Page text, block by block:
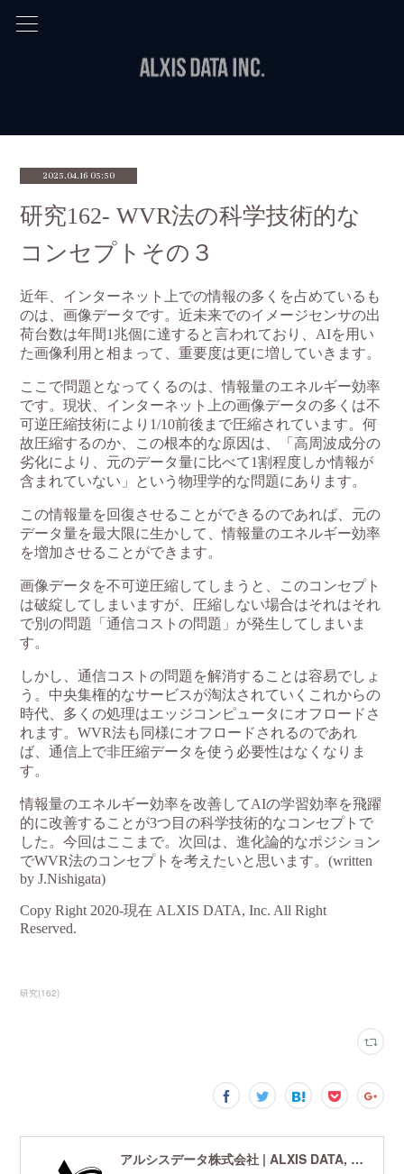
2025.04.16 05:50
研究162- WVR法の科学技術的な
コンセプトその３
研究(162)
アルシスデータ株式会社 | ALXIS DATA, Inc. | 世界最先端の画像鮮鋭化技術研究開発企業